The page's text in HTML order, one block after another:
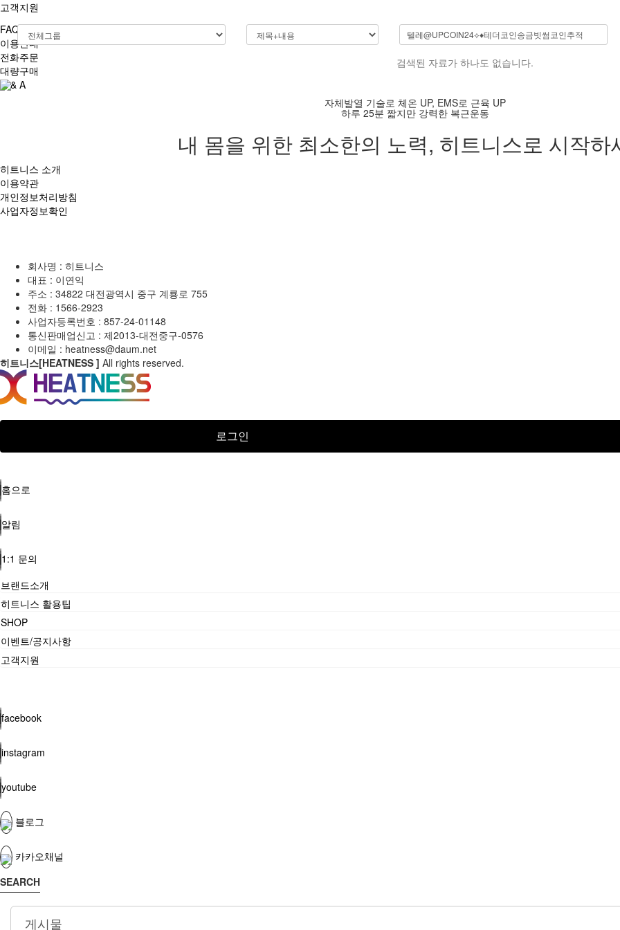
고객지원
FAQ
이용안내
전화주문
대량구매
Q & A
검색된 자료가 하나도 없습니다.
자체발열 기술로 체온 UP, EMS로 근육 UP
하루 25분 짧지만 강력한 복근운동
내 몸을 위한 최소한의 노력, 히트니스로 시작하
히트니스 소개
이용약관
개인정보처리방침
사업자정보확인
회사명 : 히트니스
대표 : 이연익
주소 : 34822 대전광역시 중구 계룡로 755
전화 : 1566-2923
사업자등록번호 : 857-24-01148
통신판매업신고 : 제2013-대전중구-0576
이메일 : heatness@daum.net
히트니스[HEATNESS ] All rights reserved.
로그인
홈으로
알림
1:1 문의
브랜드소개
히트니스 활용팁
SHOP
이벤트/공지사항
고객지원
facebook
instagram
youtube
블로그
카카오채널
SEARCH